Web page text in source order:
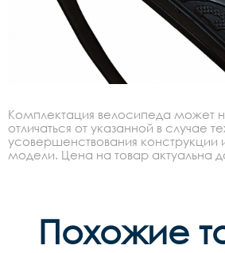
Комплектация велосипеда может
отличаться от указанной в случае
усовершенствования конструкции
модели. Цена на товар актуальна
Похожие